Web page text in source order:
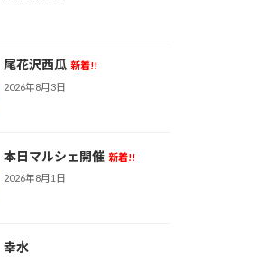
尾花沢西瓜 新着!!
2026年8月3日
本日マルシェ開催 新着!!
2026年8月1日
幸水